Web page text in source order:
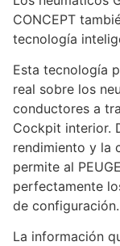
CONCEPT
tecnología
Esta tecnología
real sobre los
conductores a
Cockpit interior.
rendimiento y la
permite al
perfectamente
de configuración.
La información